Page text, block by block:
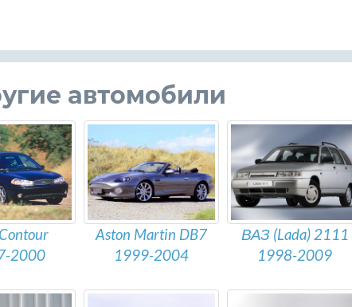
автомобили
2000
Aston Martin DB7
1999-2004
ВАЗ (Lada) 2111
1998-2009